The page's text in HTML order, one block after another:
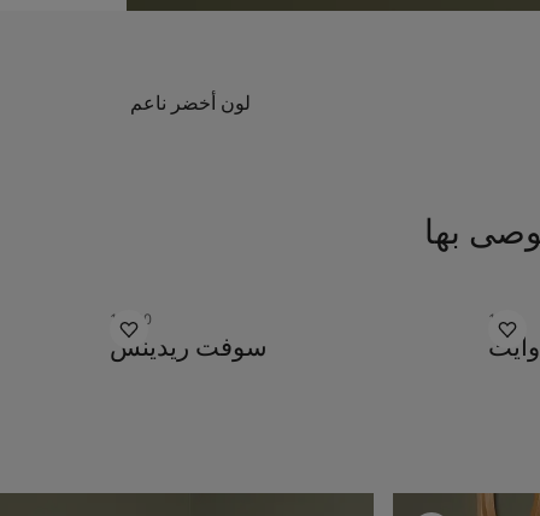
لون أخضر ناعم
بها
1001
12080
سوفت ريدينس